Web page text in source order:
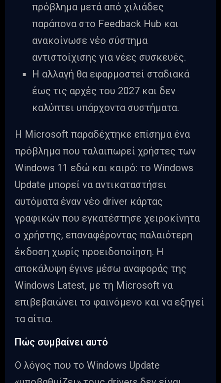
πρόβλημα μετά από χιλιάδες
παράπονα στο Feedback Hub και
ανακοίνωσε νέο σύστημα
αντιστοίχισης για νέες συσκευές.
Η αλλαγή θα εφαρμοστεί σταδιακά
έως τις αρχές του 2027 και δεν
καλύπτει υπάρχοντα συστήματα.
Η Microsoft παραδέχτηκε επίσημα ένα
πρόβλημα που ταλαιπωρεί χρήστες των
Windows 11 εδώ και καιρό: το Windows
Update μπορεί να αντικαταστήσει
αυτόματα έναν νέο driver κάρτας
γραφικών που εγκατέστησε χειροκίνητα
ο χρήστης, επαναφέροντας παλαιότερη
έκδοση χωρίς προειδοποίηση. Η
αποκάλυψη έγινε μέσω αναφοράς της
Windows Latest, με τη Microsoft να
επιβεβαιώνει το φαινόμενο και να εξηγεί
τα αίτια.
Πώς συμβαίνει αυτό
Ο λόγος που το Windows Update